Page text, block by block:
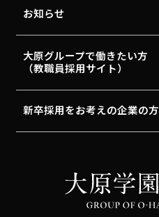
お知らせ
大原グループで働きたい方
（教職員採用サイト）
新卒採用をお考えの企業の方